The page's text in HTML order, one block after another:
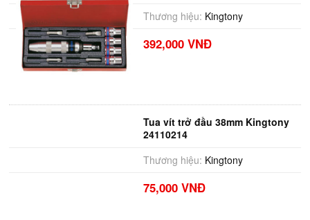
Thương hiệu: Kingtony
392,000 VNĐ
Tua vít trở đầu 38mm Kingtony
24110214
Thương hiệu: Kingtony
75,000 VNĐ